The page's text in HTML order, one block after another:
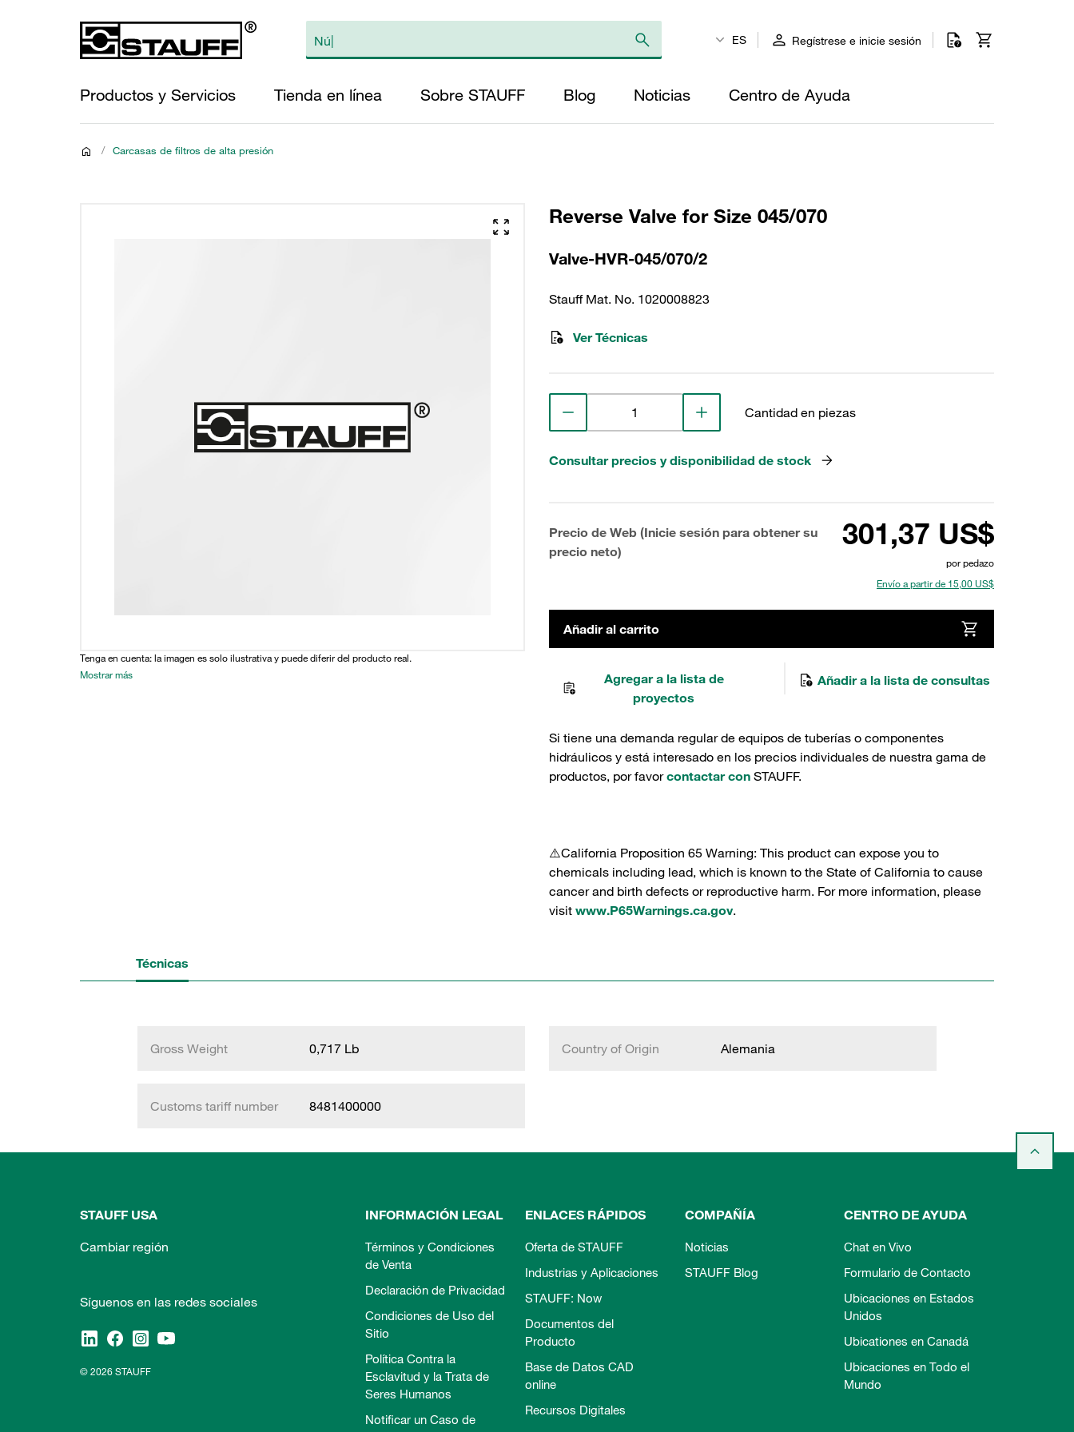
ES Regístrese e inicie sesión
Productos y Servicios Tienda en línea Sobre STAUFF Blog Noticias Centro de Ayuda
/ Carcasas de filtros de alta presión
Tenga en cuenta: la imagen es solo ilustrativa y puede diferir del producto real.
Mostrar más
Reverse Valve for Size 045/070
Valve-HVR-045/070/2
Stauff Mat. No. 1020008823
Ver Técnicas
Cantidad en piezas
Consultar precios y disponibilidad de stock
Precio de Web (Inicie sesión para obtener su
precio neto)
301,37 US$
por pedazo
Envío a partir de 15,00 US$
Añadir al carrito
Agregar a la lista de
proyectos
Añadir a la lista de consultas
Si tiene una demanda regular de equipos de tuberías o componentes
hidráulicos y está interesado en los precios individuales de nuestra gama de
productos, por favorcontactar con STAUFF.
⚠️California Proposition 65 Warning: This product can expose you to
chemicals including lead, which is known to the State of California to cause
cancer and birth defects or reproductive harm. For more information, please
visit www.P65Warnings.ca.gov.
Técnicas
Gross Weight 0,717 Lb Country of Origin Alemania
Customs tariff number 8481400000
STAUFF USA
Cambiar región
Síguenos en las redes sociales
© 2026 STAUFF
INFORMACIÓN LEGAL
Términos y Condiciones
de Venta
Declaración de Privacidad
Condiciones de Uso del
Sitio
Política Contra la
Esclavitud y la Trata de
Seres Humanos
Notificar un Caso de
ENLACES RÁPIDOS
Oferta de STAUFF
Industrias y Aplicaciones
STAUFF: Now
Documentos del
Producto
Base de Datos CAD
online
Recursos Digitales
COMPAÑÍA
Noticias
STAUFF Blog
CENTRO DE AYUDA
Chat en Vivo
Formulario de Contacto
Ubicaciones en Estados
Unidos
Ubicationes en Canadá
Ubicaciones en Todo el
Mundo